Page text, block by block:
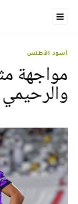
أسود الأطلس
مواجهة
والرحيمي